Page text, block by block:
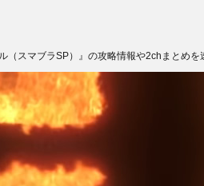
スマブラSP）』の攻略情報や2chまとめを